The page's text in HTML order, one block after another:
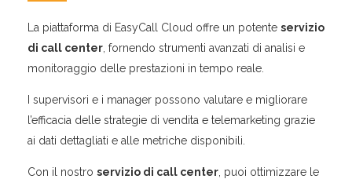
La piattaforma di EasyCall Cloud offre un potente servizio
di call center , fornendo strumenti avanzati di analisi e
monitoraggio delle prestazioni in tempo reale.
I supervisori e i manager possono valutare e migliorare
l’efficacia delle strategie di vendita e telemarketing grazie
ai dati dettagliati e alle metriche disponibili.
Con il nostro servizio di call center , puoi ottimizzare le